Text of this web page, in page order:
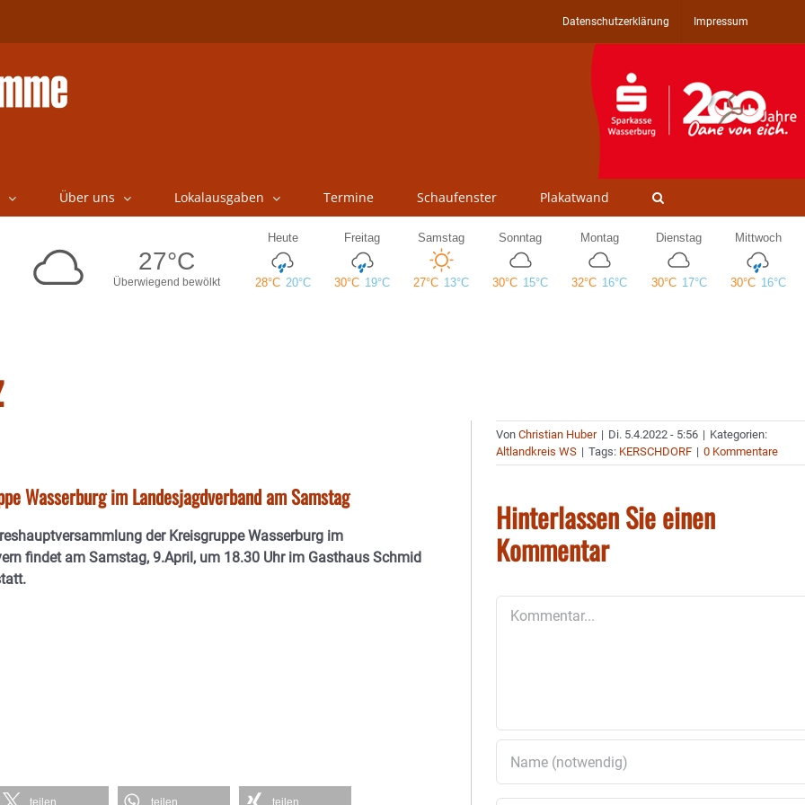
Datenschutzerklärung Impressum
Über uns Lokalausgaben Termine Schaufenster Plakatwand
Wasserburg im Landesjagdverband am Samstag
der Kreisgruppe Wasserburg im
findet am Samstag, 9.April, um 18.30 Uhr im Gasthaus Schmid
teilen teilen teilen
VonChristian Huber | Di. 5.4.2022 - 5:56 | Kategorien:
Altlandkreis WS | Tags: KERSCHDORF | 0 Kommentare
Hinterlassen Sie einen
Kommentar